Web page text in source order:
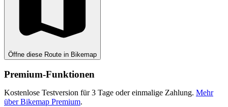
Öffne diese Route in Bikemap
Premium-Funktionen
Kostenlose Testversion für 3 Tage oder einmalige Zahlung. Mehr
über Bikemap Premium.